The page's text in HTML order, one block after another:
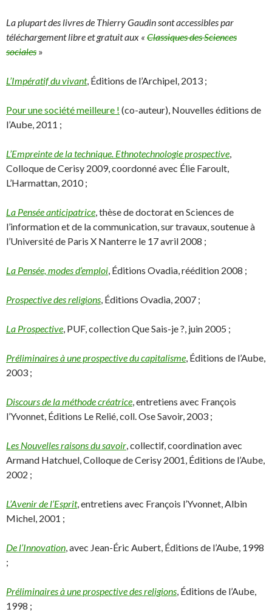
La plupart des livres de Thierry Gaudin sont accessibles par
téléchargement libre et gratuit aux « Classiques des Sciences
sociales »
L’Impératif du vivant, Éditions de l’Archipel, 2013 ;
Pour une société meilleure ! (co-auteur), Nouvelles éditions de
l’Aube, 2011 ;
L’Empreinte de la technique. Ethnotechnologie prospective
Colloque de Cerisy 2009, coordonné avec Élie Faroult,
L’Harmattan, 2010 ;
La Pensée anticipatrice , thèse de doctorat en Sciences de
l’information et de la communication, sur travaux, soutenue à
l’Université de Paris X Nanterre le 17 avril 2008 ;
La Pensée, modes d’emploi , Éditions Ovadia, réédition 2008 ;
Prospective des religions , Éditions Ovadia, 2007 ;
La Prospective , PUF, collection Que Sais-je ?, juin 2005 ;
Préliminaires à une prospective du capitalisme , Éditions de l’Aube,
2003 ;
Discours de la méthode créatrice , entretiens avec François
l’Yvonnet, Éditions Le Relié, coll. Ose Savoir, 2003 ;
Les Nouvelles raisons du savoir , collectif, coordination avec
Armand Hatchuel, Colloque de Cerisy 2001, Éditions de l’Aube,
2002 ;
L’Avenir de l’Esprit, entretiens avec François l’Yvonnet, Albin
Michel, 2001 ;
De l’Innovation , avec Jean-Éric Aubert, Éditions de l’Aube, 1998
;
Préliminaires à une prospective des religions , Éditions de l’Aube,
1998 ;